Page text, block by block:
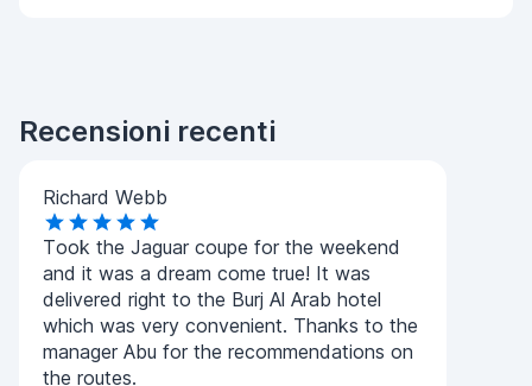
Recensioni recenti
Richard Webb
Took the Jaguar coupe for the weekend
and it was a dream come true! It was
delivered right to the Burj Al Arab hotel
which was very convenient. Thanks to the
manager Abu for the recommendations on
the routes.